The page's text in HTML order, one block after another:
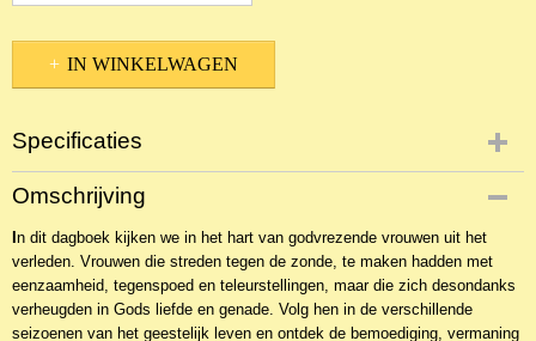
IN WINKELWAGEN
Specificaties
Productcode
NBKTD-19596
EAN code
9789402906509
Productcode leverancier
De Banier
Omschrijving
n dit dagboek kijken we in het hart van godvrezende vrouwen uit het
verleden. Vrouwen die streden tegen de zonde, te maken hadden met
eenzaamheid, tegenspoed en teleurstellingen, maar die zich desondanks
verheugden in Gods liefde en genade. Volg hen in de verschillende
seizoenen van het geestelijk leven en ontdek de bemoediging, vermaning